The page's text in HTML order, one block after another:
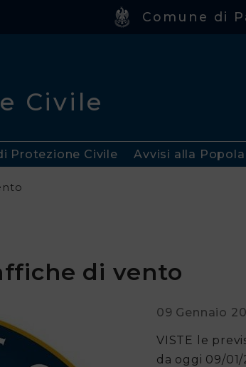
Comune di
Civile
Protezione Civile Avvisi alla
di vento
09 Gennaio
VISTE le
da oggi 09/